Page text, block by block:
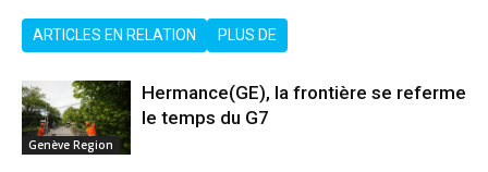
ARTICLES EN RELATION PLUS DE
Genève Region
Hermance(GE), la frontière se referme
le temps du G7